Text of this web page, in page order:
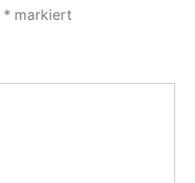
* markiert